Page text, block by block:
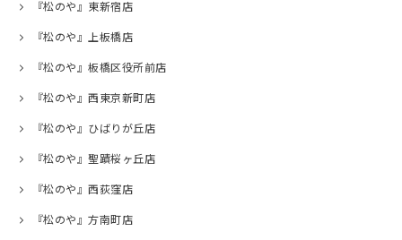
『松のや』東新宿店
『松のや』上板橋店
『松のや』板橋区役所前店
『松のや』西東京新町店
『松のや』ひばりが丘店
『松のや』聖蹟桜ヶ丘店
『松のや』西荻窪店
『松のや』方南町店